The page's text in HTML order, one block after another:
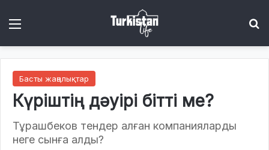
Басты жаңалықтар
Күріштің дәуірі бітті ме?
Тұрашбеков тендер алған компанияларды
неге сынға алды?